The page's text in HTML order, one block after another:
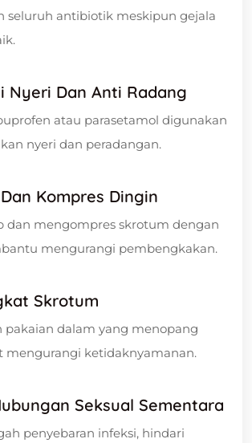
seluruh antibiotik meskipun gejala
Nyeri Dan Anti Radang
atau parasetamol digunakan
nyeri dan peradangan.
Kompres Dingin
dan mengompres skrotum dengan
mengurangi pembengkakan.
Skrotum
pakaian dalam yang menopang
mengurangi ketidaknyamanan.
Seksual Sementara
penyebaran infeksi, hindari